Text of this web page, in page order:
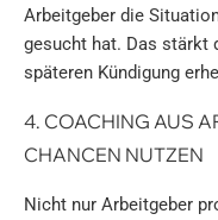
Arbeitgeber die
gesucht hat. Das stärkt
späteren Kündigung
4. COACHING AUS
CHANCEN NUTZEN
Nicht nur Arbeitgeber